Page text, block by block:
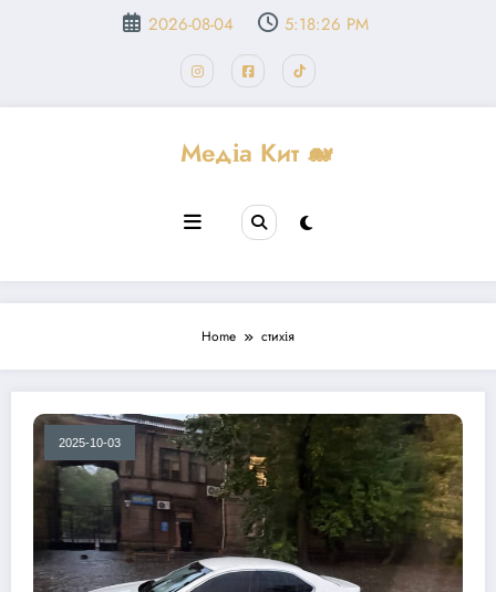
2026-08-04 5:18:27 PM
Медіа Кит 🐋
Home стихія
2025-10-03